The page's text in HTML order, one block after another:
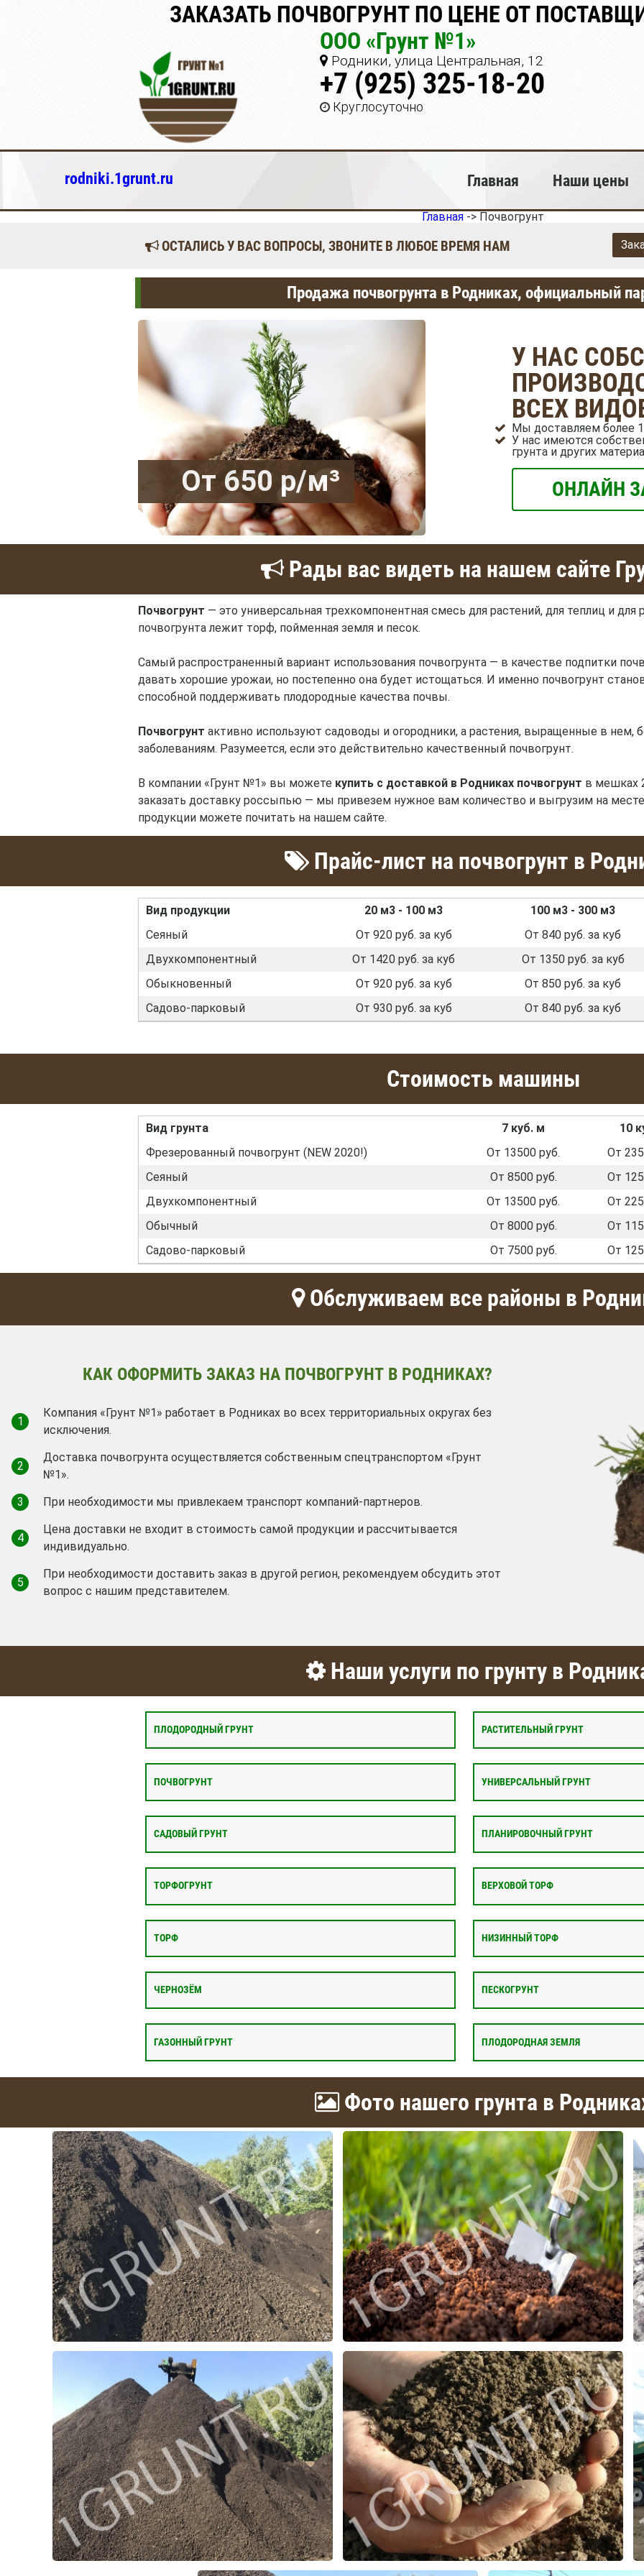
ЗАКАЗАТЬ ПОЧВОГРУНТ ПО ЦЕНЕ ОТ
ООО «Грунт №1»
Родники, улица Центральная, 12
+7 (925) 325-18-20
Круглосуточно
rodniki.1grunt.ru Главная Наши цены
Главная -> Почвогрунт
ОСТАЛИСЬ У ВАС ВОПРОСЫ, ЗВОНИТЕ В ЛЮБОЕ ВРЕМЯ НАМ
Продажа почвогрунта в Родниках, официальный
От 650 р/м³
У НАС
ВСЕХ
Мы доставляем более
У нас имеются
грунта и других
ОНЛАЙН
Рады вас видеть на нашем сайте
Почвогрунт — это универсальная трехкомпонентная смесь для растений, для теплиц и
почвогрунта лежит торф, пойменная земля и песок.
Самый распространенный вариант использования почвогрунта — в качестве подпитки
давать хорошие урожаи, но постепенно она будет истощаться. И именно почвогрунт
способной поддерживать плодородные качества почвы.
Почвогрунт активно используют садоводы и огородники, а растения, выращенные в нем,
заболеваниям. Разумеется, если это действительно качественный почвогрунт.
В компании «Грунт №1» вы можете купить с доставкой в Родниках почвогрунт в мешках
заказать доставку россыпью — мы привезем нужное вам количество и выгрузим на
продукции можете почитать на нашем сайте.
Прайс-лист на почвогрунт в
Вид продукции 20 м3 - 100 м3
100 м3 - 300 м3
Сеяный
От 920 руб. за куб
От 840 руб. за куб
Двухкомпонентный
От 1420 руб. за куб
От 1350 руб. за куб
Обыкновенный
От 920 руб. за куб
От 850 руб. за куб
Садово-парковый
От 930 руб. за куб От 840 руб. за куб
Стоимость машины
Вид грунта 7 куб. м
10
Фрезерованный почвогрунт (NEW 2020!)
От 13500 руб.
От
Сеяный
От 8500 руб.
От
Двухкомпонентный
От 13500 руб.
От
Обычный
От 8000 руб.
От
Садово-парковый
От 7500 руб. От
Обслуживаем все районы в
КАК ОФОРМИТЬ ЗАКАЗ НА ПОЧВОГРУНТ В РОДНИКАХ?
1
Компания «Грунт №1» работает в Родниках во всех территориальных округах без
исключения.
2
Доставка почвогрунта осуществляется собственным спецтранспортом «Грунт
№1».
3
При необходимости мы привлекаем транспорт компаний-партнеров.
4
Цена доставки не входит в стоимость самой продукции и рассчитывается
индивидуально.
5
При необходимости доставить заказ в другой регион, рекомендуем обсудить этот
вопрос с нашим представителем.
Наши услуги по грунту в
ПЛОДОРОДНЫЙ ГРУНТ РАСТИТЕЛЬНЫЙ ГРУНТ
ПОЧВОГРУНТ УНИВЕРСАЛЬНЫЙ ГРУНТ
САДОВЫЙ ГРУНТ ПЛАНИРОВОЧНЫЙ ГРУНТ
ТОРФОГРУНТ ВЕРХОВОЙ ТОРФ
ТОРФ НИЗИННЫЙ ТОРФ
ЧЕРНОЗЁМ ПЕСКОГРУНТ
ГАЗОННЫЙ ГРУНТ ПЛОДОРОДНАЯ ЗЕМЛЯ
Фото нашего грунта в